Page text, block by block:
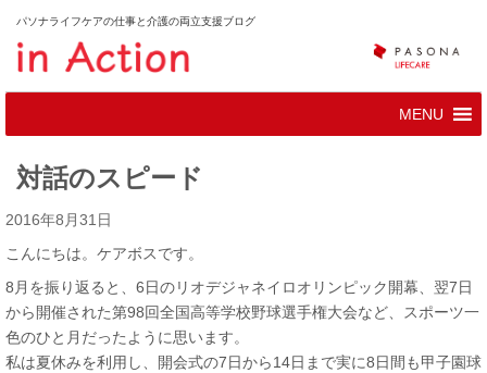
パソナライフケアの仕事と介護の両立支援ブログ
対話のスピード
2016年8月31日
こんにちは。ケアボスです。
8月を振り返ると、6日のリオデジャネイロオリンピック開幕、翌7日
から開催された第98回全国高等学校野球選手権大会など、スポーツ一
色のひと月だったように思います。
私は夏休みを利用し、開会式の7日から14日まで実に8日間も甲子園球